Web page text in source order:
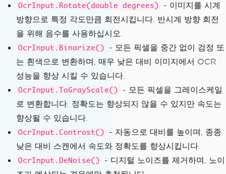
OcrInput.Rotate(double degrees)
- 이미지를 시계
방향으로 특정 각도만큼 회전시킵니다. 반시계 방향 회전
을 위해 음수를 사용하십시오.
OcrInput.Binarize()
- 모든 픽셀을 중간 없이 검정 또
는 흰색으로 변환하며, 매우 낮은 대비 이미지에서 OCR
성능을 향상 시킬 수 있습니다.
OcrInput.ToGrayScale()
- 모든 픽셀을 그레이스케일
로 변환합니다. 정확도는 향상되지 않을 수 있지만 속도는
향상될 수 있습니다.
OcrInput.Contrast()
- 자동으로 대비를 높이며, 종종
낮은 대비 스캔에서 속도와 정확도를 향상시킵니다.
OcrInput.DeNoise()
- 디지털 노이즈를 제거하며, 노이